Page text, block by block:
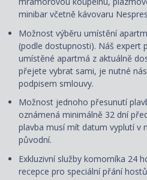
minibar včetně kávovaru
Možnost výběru umístění
(podle dostupnosti). Náš expert
umístěné apartmá z aktuálně
přejete vybrat sami, je nutné
podpisem smlouvy.
Možnost jednoho přesunutí
oznámená minimálně 32 dní
plavba musí mít datum vyplutí v
původní.
Exkluzivní služby komorníka 24
recepce pro speciální přání